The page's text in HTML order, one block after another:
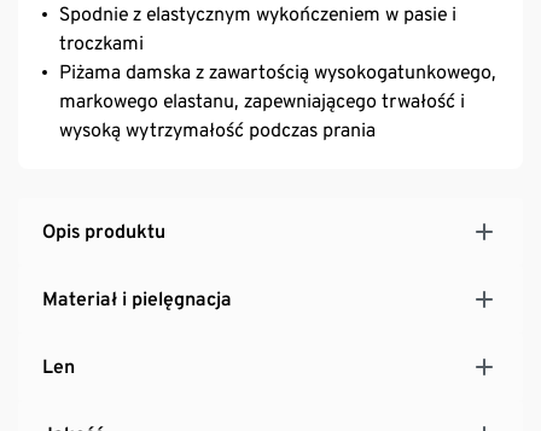
Spodnie z elastycznym wykończeniem w pasie i
troczkami
Piżama damska z zawartością wysokogatunkowego,
markowego elastanu, zapewniającego trwałość i
wysoką wytrzymałość podczas prania
Opis produktu
Materiał i pielęgnacja
Len